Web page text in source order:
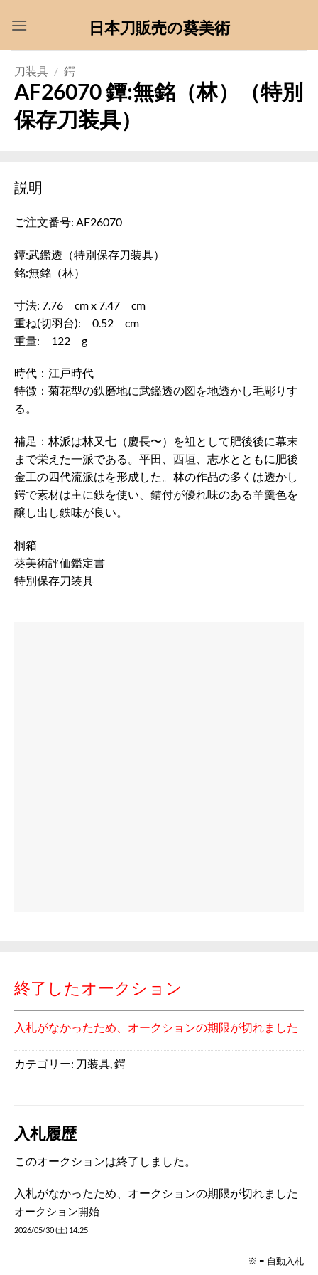
日本刀販売の葵美術
刀装具 / 鍔
AF26070 鐔:無銘（林）（特別
保存刀装具）
説明
ご注文番号: AF26070
鐔:武鑑透（特別保存刀装具）
銘:無銘（林）
寸法: 7.76 cm x 7.47 cm
重ね(切羽台): 0.52 cm
重量: 122 g
時代：江戸時代
特徴：菊花型の鉄磨地に武鑑透の図を地透かし毛彫りす
る。
補足：林派は林又七（慶長〜）を祖として肥後後に幕末
まで栄えた一派である。平田、西垣、志水とともに肥後
金工の四代流派はを形成した。林の作品の多くは透かし
鍔で素材は主に鉄を使い、錆付が優れ味のある羊羹色を
醸し出し鉄味が良い。
桐箱
葵美術評価鑑定書
特別保存刀装具
終了したオークション
入札がなかったため、オークションの期限が切れました
カテゴリー: 刀装具,鍔
入札履歴
このオークションは終了しました。
入札がなかったため、オークションの期限が切れました
オークション開始
2026/05/30 (土) 14:25
※ = 自動入札